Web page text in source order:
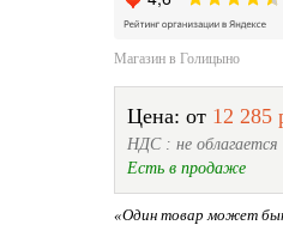
Магазин в Голицыно
Цена: от 12 285
НДС : не облагается
Есть в продаже
«Один товар может